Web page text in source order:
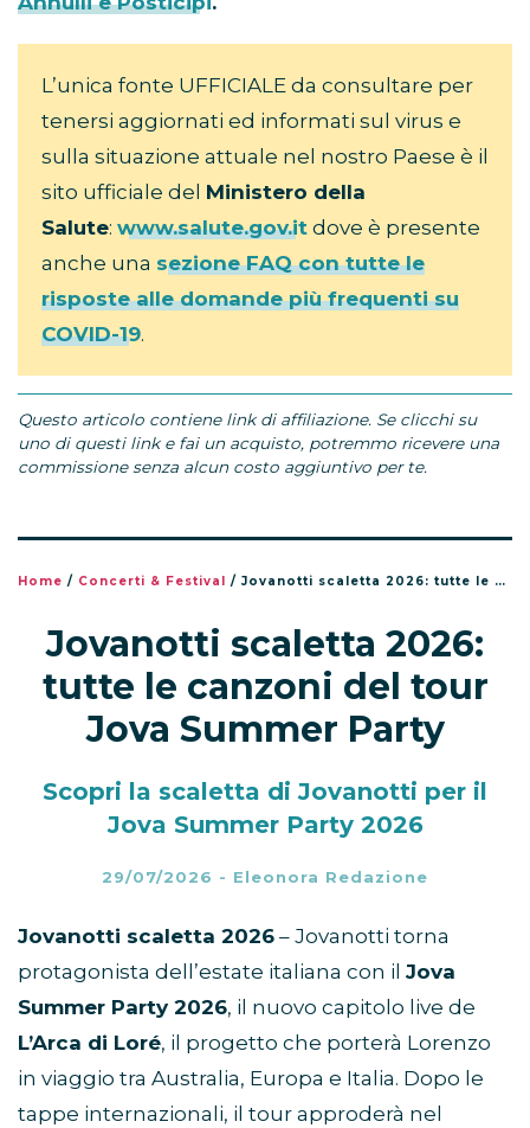
L’unica fonte UFFICIALE da consultare per
tenersi aggiornati ed informati sul virus e
sulla situazione attuale nel nostro Paese è il
sito ufficiale del Ministero della
Salute: www.salute.gov.it dove è presente
anche una sezione FAQ con tutte le
risposte alle domande più frequenti su
COVID-19.
Questo articolo contiene link di affiliazione. Se clicchi su
uno di questi link e fai un acquisto, potremmo ricevere una
commissione senza alcun costo aggiuntivo per te.
Home / Concerti & Festival / Jovanotti scaletta 2026: tutte le canzoni del tour Jova Summer Party
Jovanotti scaletta 2026:
tutte le canzoni del tour
Jova Summer Party
Scopri la scaletta di Jovanotti per il
Jova Summer Party 2026
29/07/2026 - Eleonora Redazione
Jovanotti scaletta 2026 – Jovanotti torna
protagonista dell’estate italiana con il Jova
Summer Party 2026, il nuovo capitolo live de
L’Arca di Loré, il progetto che porterà Lorenzo
in viaggio tra Australia, Europa e Italia. Dopo le
tappe internazionali, il tour approderà nel